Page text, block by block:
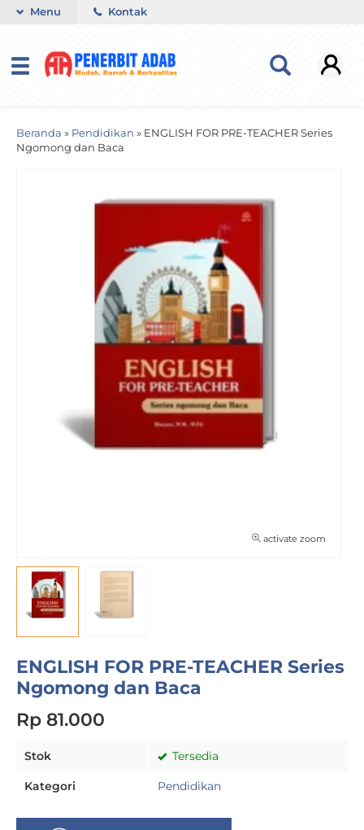
Menu Kontak
Beranda » Pendidikan » ENGLISH FOR PRE-TEACHER Series
Ngomong dan Baca
activate zoom
ENGLISH FOR PRE-TEACHER Series
Ngomong dan Baca
Rp 81.000
Stok Tersedia
Kategori Pendidikan